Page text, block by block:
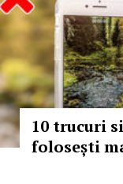
10 trucuri
folosești